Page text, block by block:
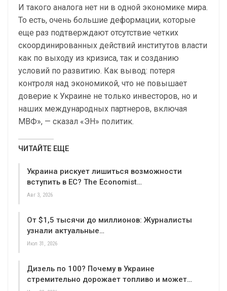
И такого аналога нет ни в одной экономике мира.
То есть, очень большие деформации, которые
еще раз подтверждают отсутствие четких
скоординированных действий институтов власти
как по выходу из кризиса, так и созданию
условий по развитию. Как вывод: потеря
контроля над экономикой, что не повышает
доверие к Украине не только инвесторов, но и
наших международных партнеров, включая
МВФ», — сказал «ЭН» политик.
ЧИТАЙТЕ ЕЩЕ
Украина рискует лишиться возможности
вступить в ЕС? The Economist…
Авг 3, 2026
От $1,5 тысячи до миллионов: Журналисты
узнали актуальные…
Июл 31, 2026
Дизель по 100? Почему в Украине
стремительно дорожает топливо и может…